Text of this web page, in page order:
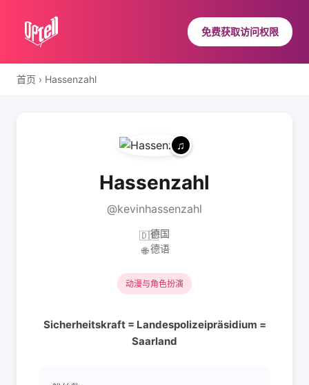
免费获取访问权限
首页 › Hassenzahl
Hassenzahl
@kevinhassenzahl
🇩🇪德国
🌐 德语
动漫与角色扮演
Sicherheitskraft = Landespolizeipräsidium =
Saarland